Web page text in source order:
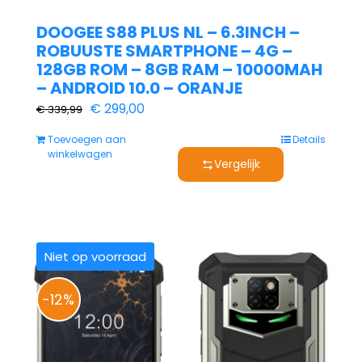
DOOGEE S88 PLUS NL – 6.3INCH –
ROBUUSTE SMARTPHONE – 4G –
128GB ROM – 8GB RAM – 10000MAH
– ANDROID 10.0 – ORANJE
€339,99 Oorspronkelijke
was:
€ 299,00Huidige
€ 299,00.
Toevoegen aan
winkelwagen
Details
Vergelijk
Niet op voorraad
-12%